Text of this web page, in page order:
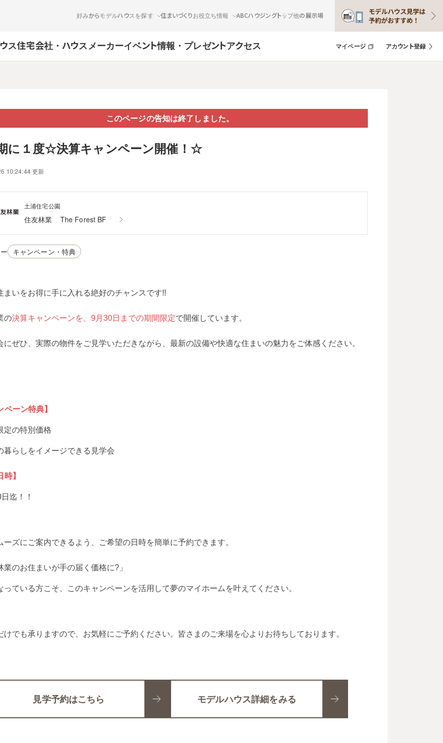
好みからモデルハウスを探す 住まいづくりお役立ち情報 ABCハウジングトップ他の展示場
ス住宅会社・ハウスメーカーイベント情報・プレゼントアクセス マイページ アカウント登録
このページの告知は終了しました。
に１度☆決算キャンペーン開催！☆
10:24:44 更新
土浦住宅公園
住友林業 The Forest BF
キャンペーン・特典
まいをお得に手に入れる絶好のチャンスです!!
の決算キャンペーンを、9月30日までの期間限定で開催しています。
にぜひ、実際の物件をご見学いただきながら、最新の設備や快適な住まいの魅力をご体感ください。
ペーン特典】
定の特別価格
暮らしをイメージできる見学会
】
迄！！
ーズにご案内できるよう、ご希望の日時を簡単に予約できます。
業のお住まいが手の届く価格に?」
っている方こそ、このキャンペーンを活用して夢のマイホームを叶えてください。
けでも承りますので、お気軽にご予約ください。皆さまのご来場を心よりお待ちしております。
見学予約はこちら モデルハウス詳細をみる